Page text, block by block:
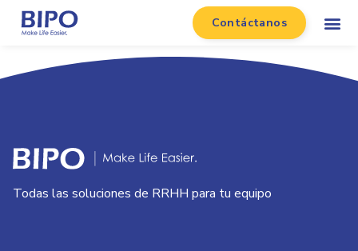
Contáctanos
Todas las soluciones de RRHH para tu equipo